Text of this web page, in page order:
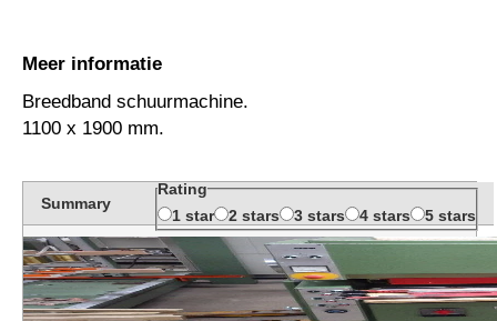
Meer informatie
Breedband schuurmachine.
1100 x 1900 mm.
Summary
Rating
1 star
2 stars 3 stars 4 stars 5 stars